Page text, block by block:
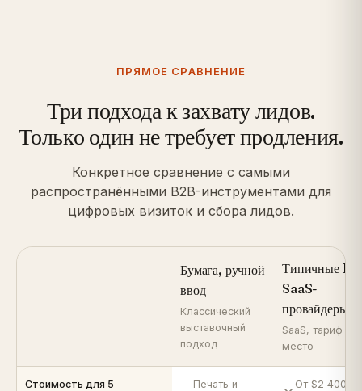
ПРЯМОЕ СРАВНЕНИЕ
Три подхода к захвату лидов.
Только один не требует продления.
Конкретное сравнение с самыми
распространёнными B2B-инструментами для
цифровых визиток и сбора лидов.
Бумага, ручной
ввод
Классический
выставочный
подход
Типичные
SaaS-
провайдеры
SaaS, тариф за
место
Стоимость для 5
Печать и
От $2 400 до